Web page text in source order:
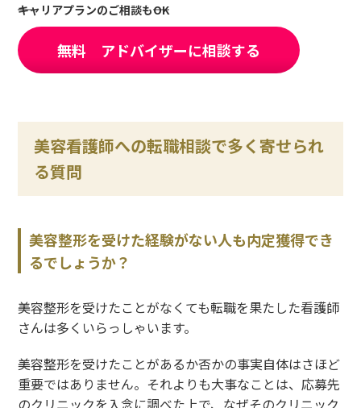
キャリアプランのご相談もOK
無料 アドバイザーに相談する
美容看護師への転職相談で多く寄せられ
る質問
美容整形を受けた経験がない人も内定獲得でき
るでしょうか？
美容整形を受けたことがなくても転職を果たした看護師
さんは多くいらっしゃいます。
美容整形を受けたことがあるか否かの事実自体はさほど
重要ではありません。それよりも大事なことは、応募先
のクリニックを入念に調べた上で、なぜそのクリニック